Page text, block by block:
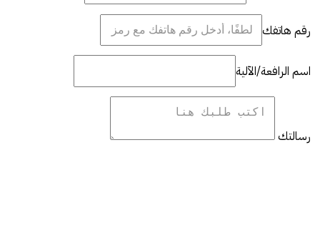
رقم هاتفك
اسم الرافعة/الآلية
رسالتك